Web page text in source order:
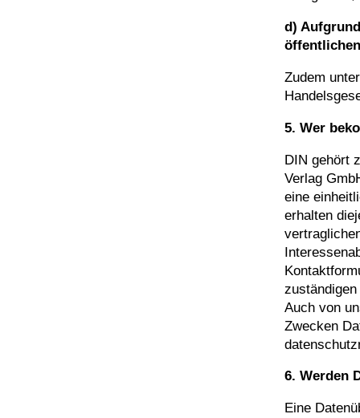
d)
Zudem
5. Wer
DIN gehört
Verlag
eine
erhalten
Auch von
Zwecken
6. Werden
Eine